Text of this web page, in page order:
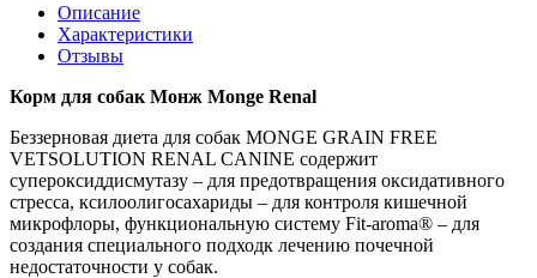
Описание
Характеристики
Отзывы
Корм для собак Монж Monge Renal
Беззерновая диета для собак MONGE GRAIN FREE
VETSOLUTION RENAL CANINE содержит
супероксиддисмутазу – для предотвращения оксидативного
стресса, ксилоолигосахариды – для контроля кишечной
микрофлоры, функциональную систему Fit-aroma® – для
создания специального подходк лечению почечной
недостаточности у собак.